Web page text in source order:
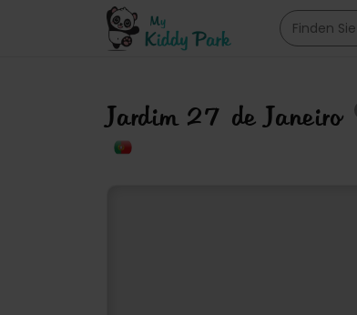
Jardim 27 de Janeiro